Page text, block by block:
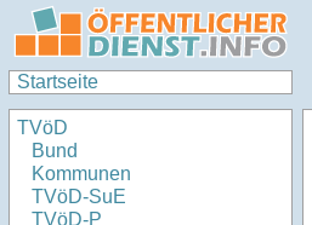
Startseite
TVöD
Bund
Kommunen
TVöD-SuE
TVöD-P